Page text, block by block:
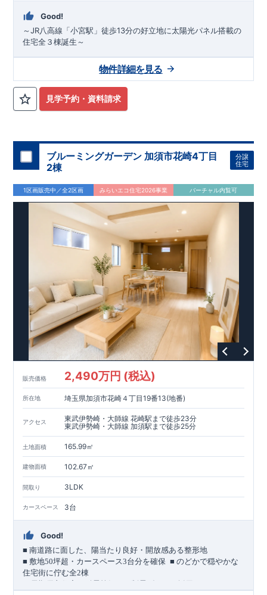
Good!
～JR八高線「小宮駅」徒歩13分の好立地に太陽光パネル搭載の
住宅全３棟誕生～
見学予約・資料請求
物件詳細を見る
ブルーミングガーデン 加須市花崎4丁目
2棟
分譲
住宅
1区画販売中／全2区画 みらいエコ住宅2026事業 バーチャル内覧可
販売価格 2,490万円 (税込)
所在地 埼玉県加須市花崎４丁目19番13(地番)
アクセス
東武伊勢崎・大師線 花崎駅まで徒歩23分
東武伊勢崎・大師線 加須駅まで徒歩25分
土地面積 165.99㎡
建物面積 102.67㎡
間取り 3LDK
カースペース 3台
Good!
■南道路に面した、陽当たり良好・開放感ある整形地
■敷地50坪超・カースペース3台分を確保 ​■のどかで穏やかな
住宅街に佇む全2棟
（長期優良住宅／耐震等級３・制震ダンパー採用）